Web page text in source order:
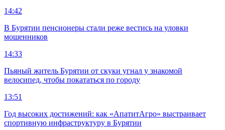
14:42
В Бурятии пенсионеры стали реже вестись на уловки
мошенников
14:33
Пьяный житель Бурятии от скуки угнал у знакомой
велосипед, чтобы покататься по городу
13:51
Год высоких достижений: как «АпатитАгро» выстраивает
спортивную инфраструктуру в Бурятии